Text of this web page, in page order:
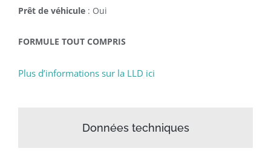
Prêt de véhicule : Oui
FORMULE TOUT COMPRIS
Plus d’informations sur la LLD ici
Données techniques